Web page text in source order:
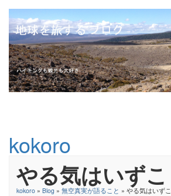
kokoro
やる気はいずこ
kokoro » Blog » 無空真実が語ること » やる気はいずこ